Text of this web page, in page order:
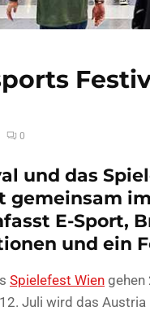
0
und das
gemeinsam
E-Sport,
und ein
Spielefest Wien gehen
Juli wird das